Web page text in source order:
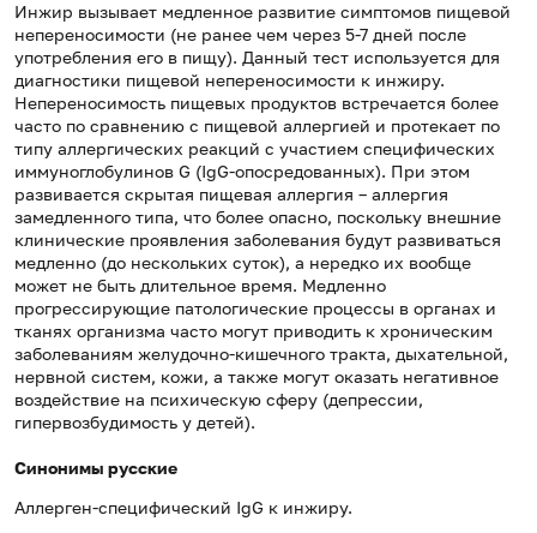
Инжир вызывает медленное развитие симптомов пищевой
непереносимости (не ранее чем через 5-7 дней после
употребления его в пищу). Данный тест используется для
диагностики пищевой непереносимости к инжиру.
Непереносимость пищевых продуктов встречается более
часто по сравнению с пищевой аллергией и протекает по
типу аллергических реакций с участием специфических
иммуноглобулинов G (IgG-опосредованных). При этом
развивается скрытая пищевая аллергия – аллергия
замедленного типа, что более опасно, поскольку внешние
клинические проявления заболевания будут развиваться
медленно (до нескольких суток), а нередко их вообще
может не быть длительное время. Медленно
прогрессирующие патологические процессы в органах и
тканях организма часто могут приводить к хроническим
заболеваниям желудочно-кишечного тракта, дыхательной,
нервной систем, кожи, а также могут оказать негативное
воздействие на психическую сферу (депрессии,
гипервозбудимость у детей).
Синонимы русские
Аллерген-специфический IgG к инжиру.